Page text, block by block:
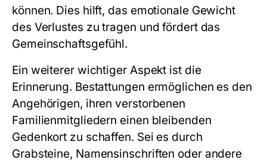
können. Dies hilft, das emotionale Gewicht
des Verlustes zu tragen und fördert das
Gemeinschaftsgefühl.
Ein weiterer wichtiger Aspekt ist die
Erinnerung. Bestattungen ermöglichen es den
Angehörigen, ihren verstorbenen
Familienmitgliedern einen bleibenden
Gedenkort zu schaffen. Sei es durch
Grabsteine, Namensinschriften oder andere